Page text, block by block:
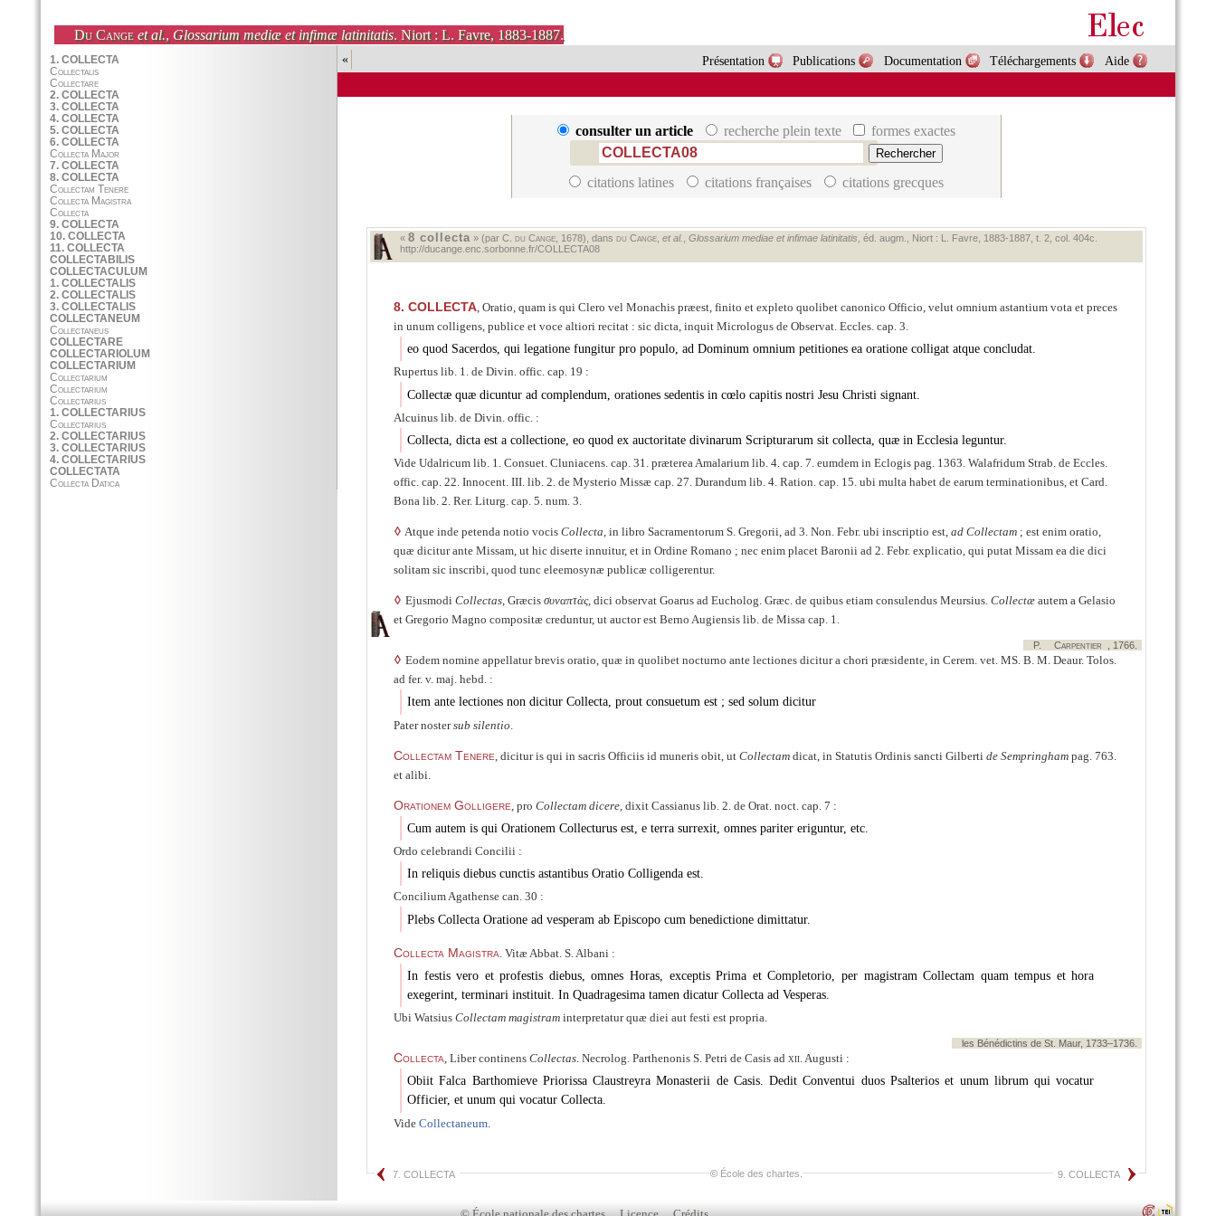
Du Cange et al., Glossarium mediæ et infimæ latinitatis. Niort : L. Favre, 1883-1887.
« Aide
Téléchargements
Documentation
Publications
Présentation
consulter un article recherche plein texte formes exactes
citations latines citations françaises citations grecques
« 8 collecta » (par C. du Cange, 1678), dans du Cange, et al. Glossarium mediae et infimae latinitatis , éd. augm., Niort : L. Favre, 1883‑1887, t. 2, col. 404c.
http://ducange.enc.sorbonne.fr/COLLECTA08
8. COLLECTA, Oratio, quam is qui Clero vel Monachis præest, finito et expleto quolibet canonico Officio, velut omnium astantium vota et preces
in unum colligens, publice et voce altiori recitat : sic dicta, inquit Micrologus de Observat. Eccles. cap. 3.
eo quod Sacerdos, qui legatione fungitur pro populo, ad Dominum omnium petitiones ea oratione colligat atque concludat.
Rupertus lib. 1. de Divin. offic. cap. 19 :
Collectæ quæ dicuntur ad complendum, orationes sedentis in cœlo capitis nostri Jesu Christi signant.
Alcuinus lib. de Divin. offic. :
Collecta, dicta est a collectione, eo quod ex auctoritate divinarum Scripturarum sit collecta, quæ in Ecclesia leguntur.
Vide Udalricum lib. 1. Consuet. Cluniacens. cap. 31. præterea Amalarium lib. 4. cap. 7. eumdem in Eclogis pag. 1363. Walafridum Strab. de Eccles.
offic. cap. 22. Innocent. III. lib. 2. de Mysterio Missæ cap. 27. Durandum lib. 4. Ration. cap. 15. ubi multa habet de earum terminationibus, et Card.
Bona lib. 2. Rer. Liturg. cap. 5. num. 3.
◊ Atque inde petenda notio vocis Collecta, in libro Sacramentorum S. Gregorii, ad 3. Non. Febr. ubi inscriptio est, ad Collectam; est enim oratio,
quæ dicitur ante Missam, ut hic diserte innuitur, et in Ordine Romano ; nec enim placet Baronii ad 2. Febr. explicatio, qui putat Missam ea die dici
solitam sic inscribi, quod tunc eleemosynæ publicæ colligerentur.
◊ Ejusmodi Collectas, Græcis συναπτὰς, dici observat Goarus ad Eucholog. Græc. de quibus etiam consulendus Meursius. Collectæautem a Gelasio
et Gregorio Magno compositæ creduntur, ut auctor est Berno Augiensis lib. de Missa cap. 1.
P. Carpentier , 1766.
◊ Eodem nomine appellatur brevis oratio, quæ in quolibet nocturno ante lectiones dicitur a chori præsidente, in Cerem. vet. MS. B. M. Deaur. Tolos.
ad fer. v. maj. hebd. :
Item ante lectiones non dicitur Collecta, prout consuetum est ; sed solum dicitur
Pater nostersub silentio
Collectam Tenere , dicitur is qui in sacris Officiis id muneris obit, ut Collectamdicat, in Statutis Ordinis sancti Gilberti de Sempringhampag. 763.
et alibi.
Orationem Golligere , pro Collectam dicere, dixit Cassianus lib. 2. de Orat. noct. cap. 7 :
Cum autem is qui Orationem Collecturus est, e terra surrexit, omnes pariter eriguntur, etc.
Ordo celebrandi Concilii :
In reliquis diebus cunctis astantibus Oratio Colligenda est.
Concilium Agathense can. 30 :
Plebs Collecta Oratione ad vesperam ab Episcopo cum benedictione dimittatur.
Collecta Magistra . Vitæ Abbat. S. Albani :
In festis vero et profestis diebus, omnes Horas, exceptis Prima et Completorio, per magistram Collectam quam tempus et hora
exegerint, terminari instituit. In Quadragesima tamen dicatur Collecta ad Vesperas.
Ubi Watsius Collectam magistraminterpretatur quæ diei aut festi est propria.
les Bénédictins de St. Maur, 1733–1736.
Collecta, Liber continens Collectas. Necrolog. Parthenonis S. Petri de Casis ad xii.Augusti :
Obiit Falca Barthomieve Priorissa Claustreyra Monasterii de Casis. Dedit Conventui duos Psalterios et unum librum qui vocatur
Officier, et unum qui vocatur Collecta.
Vide Collectaneum.
7. COLLECTA 9. COLLECTA
© École des chartes